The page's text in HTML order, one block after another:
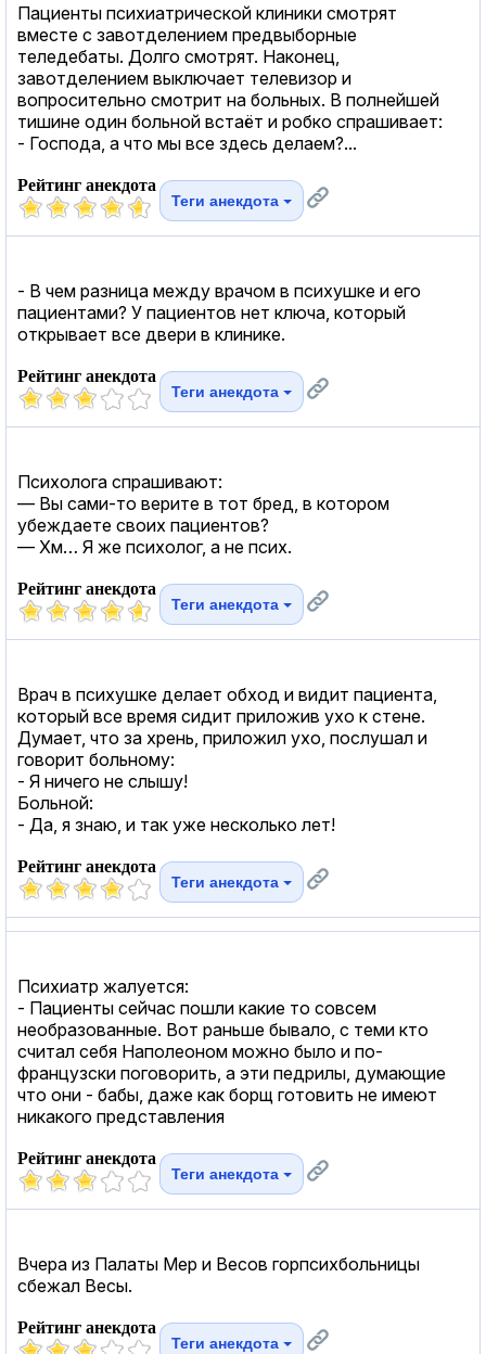
Пациенты психиатрической клиники смотрят
вместе с завотделением предвыборные
теледебаты. Долго смотрят. Наконец,
завотделением выключает телевизор и
вопросительно смотрит на больных. В полнейшей
тишине один больной встаёт и робко спрашивает:
- Господа, а что мы все здесь делаем?...
Рейтинг анекдота
Теги анекдота
- В чем разница между врачом в психушке и его
пациентами? У пациентов нет ключа, который
открывает все двери в клинике.
Рейтинг анекдота
Теги анекдота
Психолога спрашивают:
— Вы сами-то верите в тот бред, в котором
убеждаете своих пациентов?
— Хм… Я же психолог, а не псих.
Рейтинг анекдота
Теги анекдота
Врач в психушке делает обход и видит пациента,
который все время сидит приложив ухо к стене.
Думает, что за хрень, приложил ухо, послушал и
говорит больному:
- Я ничего не слышу!
Больной:
- Да, я знаю, и так уже несколько лет!
Рейтинг анекдота
Теги анекдота
Психиатр жалуется:
- Пациенты сейчас пошли какие то совсем
необразованные. Вот раньше бывало, с теми кто
считал себя Наполеоном можно было и по-
французски поговорить, а эти педpилы, думающие
что они - бабы, даже как борщ готовить не имеют
никакого представления
Рейтинг анекдота
Теги анекдота
Вчера из Палаты Мер и Весов горпсихбольницы
сбежал Весы.
Рейтинг анекдота
Теги анекдота